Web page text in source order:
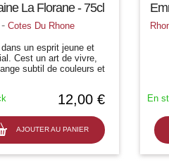
La Florane - 75cl
- Cotes Du Rhone
un esprit jeune et
Cest un art de vivre,
subtil de couleurs et
et le partage.
12,00 €
AJOUTER AU PANIER
En